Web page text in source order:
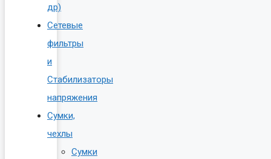
др)
Сетевые
фильтры
и
Стабилизаторы
напряжения
Сумки,
чехлы
Сумки